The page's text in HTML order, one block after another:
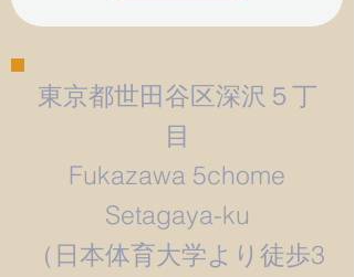
東京都世田谷区深沢５丁
目
Fukazawa 5chome
Setagaya-ku
​（日本体育大学より徒歩3